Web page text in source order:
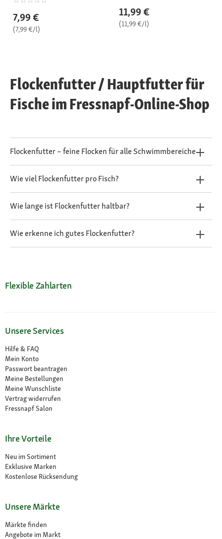
7,99 €
(7,99 €/l)
11,99 €
(11,99 €/l)
Flockenfutter / Hauptfutter für
Fische im Fressnapf-Online-Shop
Flockenfutter – feine Flocken für alle Schwimmbereiche
Wie viel Flockenfutter pro Fisch?
Wie lange ist Flockenfutter haltbar?
Wie erkenne ich gutes Flockenfutter?
Flexible Zahlarten
Unsere Services
Hilfe & FAQ
Mein Konto
Passwort beantragen
Meine Bestellungen
Meine Wunschliste
Vertrag widerrufen
Fressnapf Salon
Ihre Vorteile
Neu im Sortiment
Exklusive Marken
Kostenlose Rücksendung
Unsere Märkte
Märkte finden
Angebote im Markt